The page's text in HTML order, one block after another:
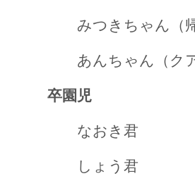
みつきちゃん（
あんちゃん（ク
卒園児
なおき君
しょう君